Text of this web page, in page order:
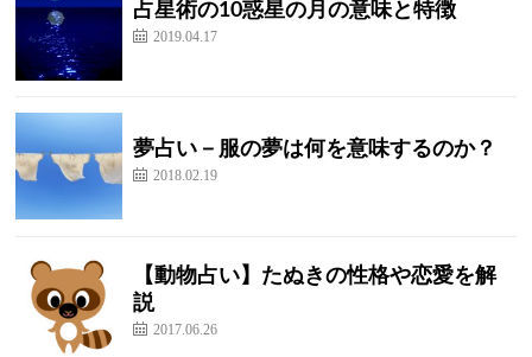
占星術の10惑星の月の意味と特徴
2019.04.17
夢占い－服の夢は何を意味するのか？
2018.02.19
【動物占い】たぬきの性格や恋愛を解
説
2017.06.26